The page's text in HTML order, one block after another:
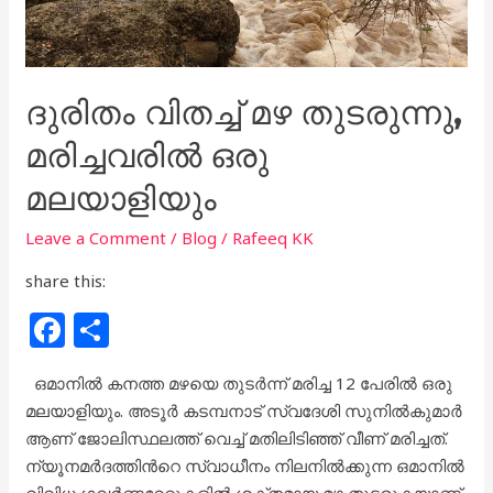
ദുരിതം വിതച്ച് മഴ തുടരുന്നു,
മരിച്ചവരിൽ ഒരു
മലയാളിയും
Leave a Comment / Blog / Rafeeq KK
share this:
F
a
c
e
b
ar
e
ഒമാനിൽ കനത്ത മഴയെ തുടർന്ന് മരിച്ച 12 പേരിൽ ഒരു
മലയാളിയും. അടൂർ കടമ്പനാട് സ്വദേശി സുനിൽകുമാർ
ആണ് ജോലിസ്ഥലത്ത് വെച്ച് മതിലിടിഞ്ഞ് വീണ് മരിച്ചത്.
ന്യൂനമർദത്തിൻറെ സ്വാധീനം നിലനിൽക്കുന്ന ഒമാനിൽ